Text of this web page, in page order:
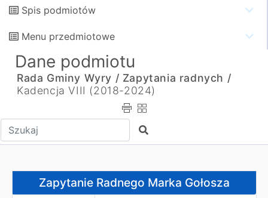
Spis podmiotów
Menu przedmiotowe
Dane podmiotu
Rada Gminy Wyry / Zapytania radnych /
Kadencja VIII (2018-2024)
Wpisz tekst do wyszukania Szukaj
Zapytanie Radnego Marka Gołosza
Zapytanie Radnego Marka Gołosza